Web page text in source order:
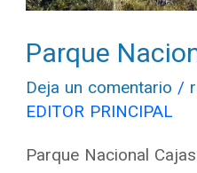
Parque
Deja un comentario /
EDITOR PRINCIPAL
Parque Nacional